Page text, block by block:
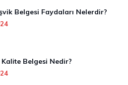
Belgesi Faydaları Nelerdir?
Kalite Belgesi Nedir?